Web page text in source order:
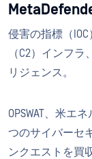
侵害の指標（
（C2）インフ
リジェンス。
OPSWAT、米エ
つのサイバーセ
ンクエストを買